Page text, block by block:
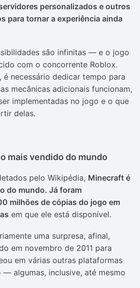
personalizados e outros
para tornar a experiência ainda
são infinitas — e o jogo
com o concorrente Roblox.
é necessário dedicar tempo para
mecânicas adicionais funcionam,
implementadas no jogo e o que
delas.
mais vendido do mundo
pelo Wikipédia, Minecraft é
do mundo. Já foram
milhões de cópias do jogo em
em que ele está disponível.
uma surpresa, afinal,
em novembro de 2011 para
em várias outras plataformas
algumas, inclusive, até mesmo